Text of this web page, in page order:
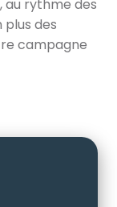
au rythme des
des
campagne